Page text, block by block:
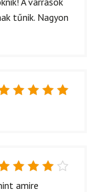
tűnik. Nagyon
amire